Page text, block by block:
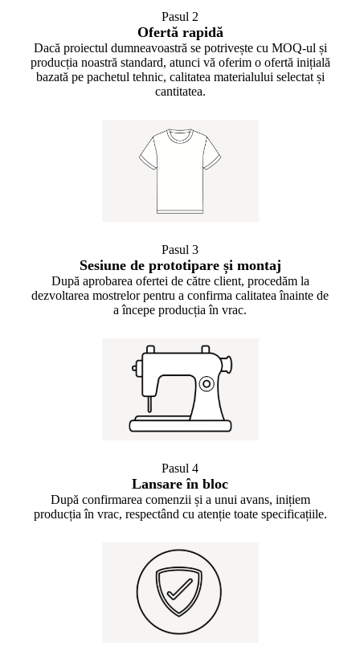
Pasul 2
Ofertă rapidă
Dacă proiectul dumneavoastră se potrivește cu MOQ-ul și
producția noastră standard, atunci vă oferim o ofertă inițială
bazată pe pachetul tehnic, calitatea materialului selectat și
cantitatea.
Pasul 3
Sesiune de prototipare și montaj
După aprobarea ofertei de către client, procedăm la
dezvoltarea mostrelor pentru a confirma calitatea înainte de
a începe producția în vrac.
Pasul 4
Lansare în bloc
După confirmarea comenzii și a unui avans, inițiem
producția în vrac, respectând cu atenție toate specificațiile.